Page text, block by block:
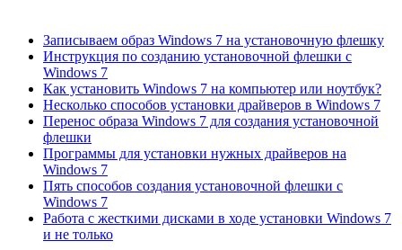
Записываем образ Windows 7 на установочную флешку
Инструкция по созданию установочной флешки с
Windows 7
Как установить Windows 7 на компьютер или ноутбук?
Несколько способов установки драйверов в Windows 7
Перенос образа Windows 7 для создания установочной
флешки
Программы для установки нужных драйверов на
Windows 7
Пять способов создания установочной флешки с
Windows 7
Работа с жесткими дисками в ходе установки Windows 7
и не только